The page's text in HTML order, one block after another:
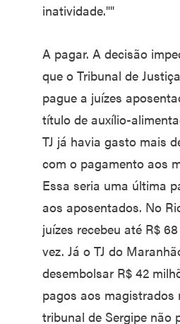
inatividade.""
A pagar. A decisão
que o Tribunal de
pague a juízes
título de auxílio-
TJ já havia gasto mais
com o pagamento aos
Essa seria uma última
aos aposentados. No
juízes recebeu até R$
vez. Já o TJ do
desembolsar R$ 42
pagos aos magistrados
tribunal de Sergipe não